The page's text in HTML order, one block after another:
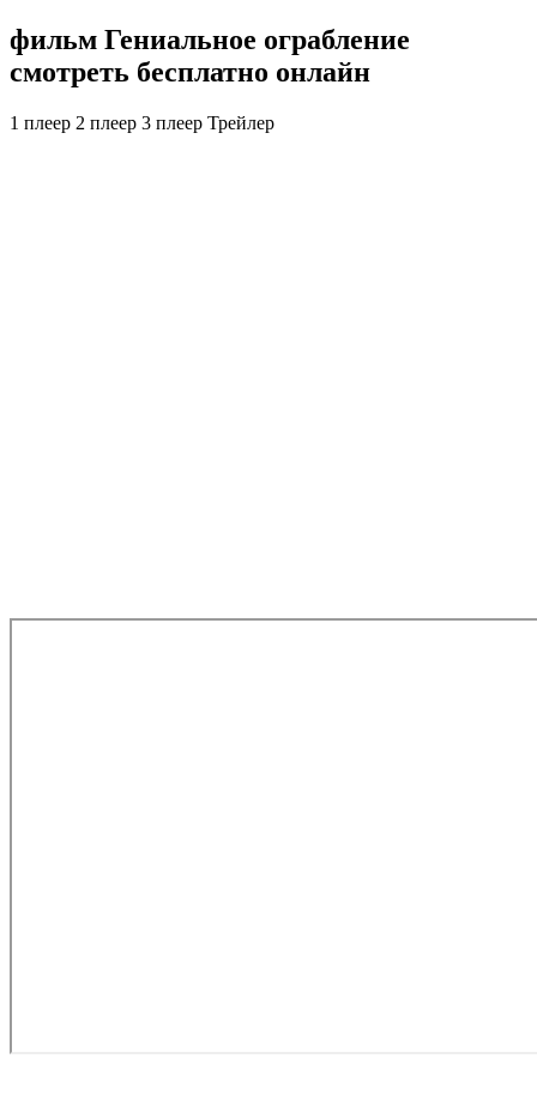
фильм Гениальное ограбление
смотреть бесплатно онлайн
1 плеер 2 плеер 3 плеер Трейлер